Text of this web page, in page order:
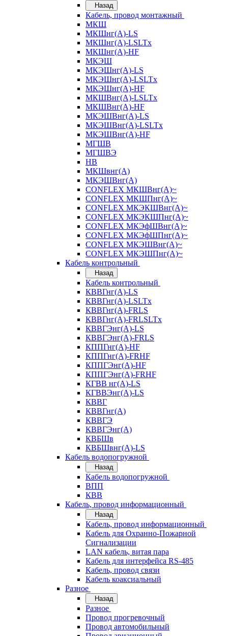
Назад
Кабель, провод монтажный
МКШ
МКШнг(А)-LS
МКШнг(А)-LSLTx
МКШнг(А)-HF
МКЭШ
МКЭШнг(А)-LS
МКЭШнг(А)-LSLTx
МКЭШнг(А)-HF
МКШВнг(A)-LSLTx
МКШВнг(А)-HF
МКЭШВнг(А)-LS
МКЭШВнг(A)-LSLTx
МКЭШВнг(А)-HF
МГШВ
МГШВЭ
НВ
МКШвнг(А)
МКЭШВнг(А)
CONFLEX МКШВнг(А)~
CONFLEX МКШПнг(А)~
CONFLEX МКЭКШВнг(А)~
CONFLEX МКЭКШПнг(А)~
CONFLEX МКЭфШВнг(А)~
CONFLEX МКЭфШПнг(А)~
CONFLEX МКЭШВнг(А)~
CONFLEX МКЭШПнг(А)~
Кабель контрольный
Назад
Кабель контрольный
КВВГнг(А)-LS
КВВГнг(А)-LSLTx
КВВГнг(А)-FRLS
КВВГнг(А)-FRLSLTx
КВВГЭнг(А)-LS
КВВГЭнг(А)-FRLS
КППГнг(А)-HF
КППГнг(А)-FRHF
КППГЭнг(А)-HF
КППГЭнг(А)-FRHF
КГВВ нг(А)-LS
КГВВЭнг(А)-LS
КВВГ
КВВГнг(А)
КВВГЭ
КВВГЭнг(А)
КВБШв
КВБШвнг(А)-LS
Кабель водопогружной
Назад
Кабель водопогружной
ВПП
КВВ
Кабель, провод информационный
Назад
Кабель, провод информационный
Кабель для Охранно-Пожарной
Сигнализации
LAN кабель, витая пара
Кабель для интерфейса RS-485
Кабель, провод связи
Кабель коаксиальный
Разное
Назад
Разное
Провод прогревочный
Провод автомобильный